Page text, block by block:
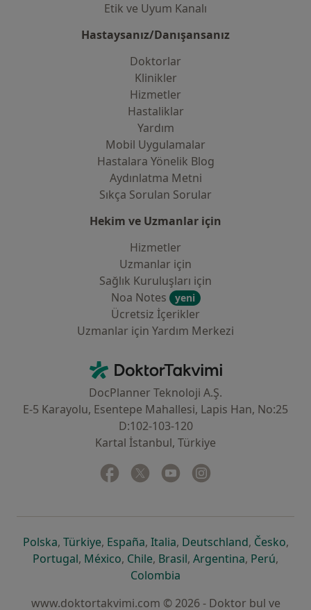
Etik ve Uyum Kanalı
Hastaysanız/Danışansanız
Doktorlar
Klinikler
Hizmetler
Hastaliklar
Yardım
Mobil Uygulamalar
Hastalara Yönelik Blog
Aydınlatma Metni
Sıkça Sorulan Sorular
Hekim ve Uzmanlar için
Hizmetler
Uzmanlar için
Sağlık Kuruluşları için
Noa Notes
yeni
Ücretsiz İçerikler
Uzmanlar için Yardım Merkezi
DoktorTakvimi - Ana Sayfa
DocPlanner Teknoloji A.Ş.
E-5 Karayolu, Esentepe Mahallesi, Lapis Han, No:25
D:102-103-120
Kartal İstanbul, Türkiye
Facebook
yeni bir sekmede açılır
Twitter
yeni bir sekmede açılır
Youtube
yeni bir sekmede açılır
Polskayeni bir sekmede açılır
, Türkiyeyeni bir sekmede açılır
, Españayeni bir sekmede açılır
, Italiayeni bir sekmede açılır
, Deutschlandyeni bir
, Českoyeni
,
Portugalyeni bir sekmede açılır
, Méxicoyeni bir sekmede açılır
, Chileyeni bir sekmede açılır
, Brasilyeni bir sekmede açılır
, Argentinayeni bir
, Perúyeni
,
Colombia
www.doktortakvimi.com © 2026 - Doktor bul ve